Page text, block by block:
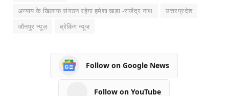
अन्याय के खिलाफ संगठन रहेगा हमेशा खड़ा -राजेंद्र नाथ
उत्तरप्रदेश
जौनपुर न्यूज़
ब्रेकिंग न्यूज
Follow on Google News
Follow on YouTube